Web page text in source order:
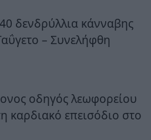
δενδρύλλια κάνναβης
– Συνελήφθη
οδηγός λεωφορείου
καρδιακό επεισόδιο στο